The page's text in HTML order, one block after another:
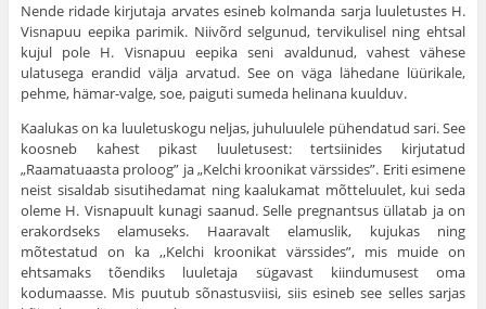
Nende ridade kirjutaja arvates esineb kolmanda sarja luuletustes H.
Visnapuu eepika parimik. Niivõrd selgunud, tervikulisel ning ehtsal
kujul pole H. Visnapuu eepika seni avaldunud, vahest vähese
ulatusega erandid välja arvatud. See on väga lähedane lüürikale,
pehme, hämar-valge, soe, paiguti sumeda helinana kuulduv.
Kaalukas on ka luuletuskogu neljas, juhuluulele pühendatud sari. See
koosneb kahest pikast luuletusest: tertsiinides kirjutatud
„Raamatuaasta proloog” ja „Kelchi kroonikat värssides”. Eriti esimene
neist sisaldab sisutihedamat ning kaalukamat mõtteluulet, kui seda
oleme H. Visnapuult kunagi saanud. Selle pregnantsus üllatab ja on
erakordseks elamuseks. Haaravalt elamuslik, kujukas ning
mõtestatud on ka ,,Kelchi kroonikat värssides”, mis muide on
ehtsamaks tõendiks luuletaja sügavast kiindumusest oma
kodumaasse. Mis puutub sõnastusviisi, siis esineb see selles sarjas